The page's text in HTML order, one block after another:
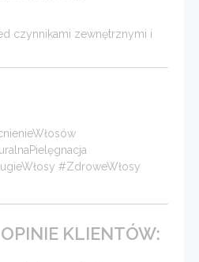
czynnikami zewnętrznymi i
#ZdroweWłosy
KLIENTÓW: